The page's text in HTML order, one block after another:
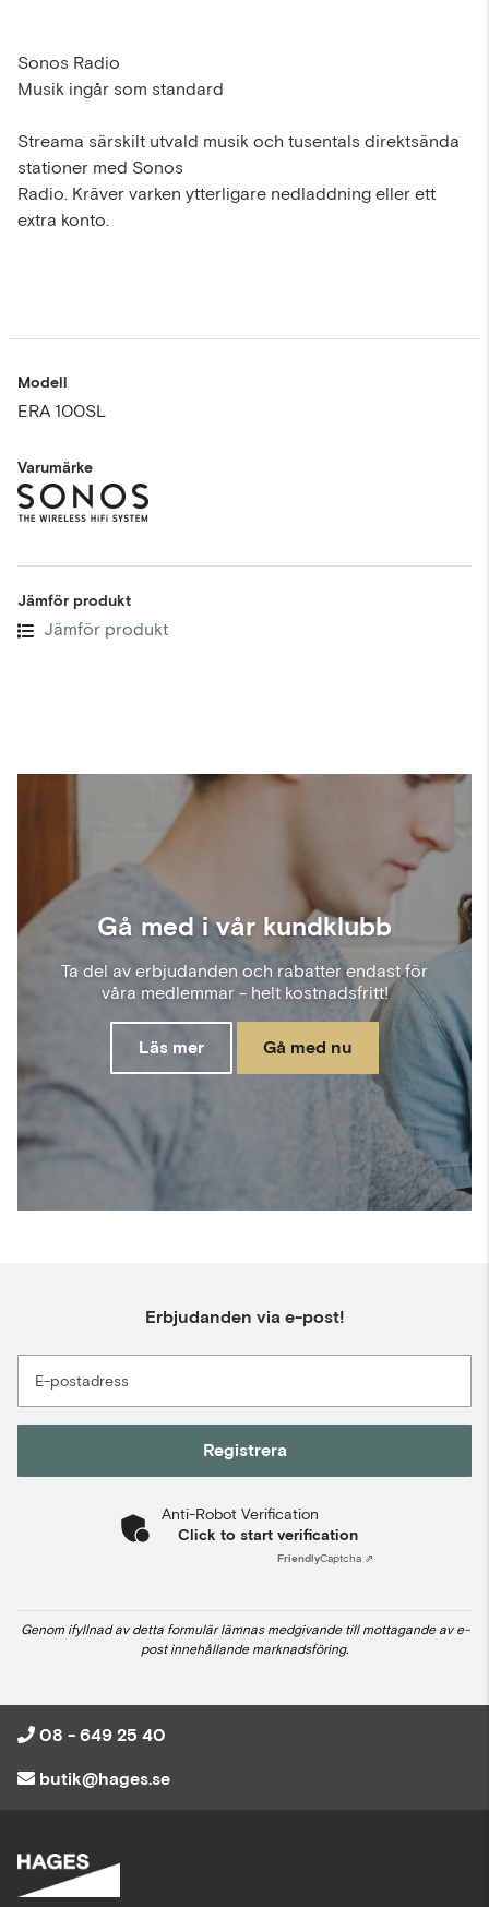
Sonos Radio
Musik ingår som standard
Streama särskilt utvald musik och tusentals direktsända
stationer med Sonos
Radio. Kräver varken ytterligare nedladdning eller ett
extra konto.
Modell
ERA 100SL
Varumärke
Jämför produkt
Jämför produkt
Gå med i vår kundklubb
Ta del av erbjudanden och rabatter endast för
våra medlemmar - helt kostnadsfritt!
Läs mer Gå med nu
Erbjudanden via e-post!
E-postadress
Registrera
Anti-Robot Verification
Click to start verification
FriendlyCaptcha ⇗
Genom ifyllnad av detta formulär lämnas medgivande till mottagande av e-
post innehållande marknadsföring.
08 - 649 25 40
butik@hages.se